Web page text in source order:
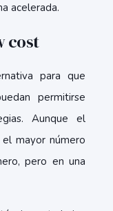
acelerada.
cost
para que
permitirse
Aunque el
mayor número
pero en una